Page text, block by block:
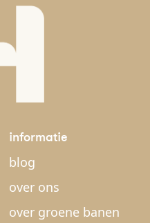
informatie
blog
over ons
over groene banen